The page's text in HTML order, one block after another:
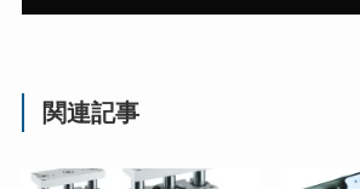
関連記事